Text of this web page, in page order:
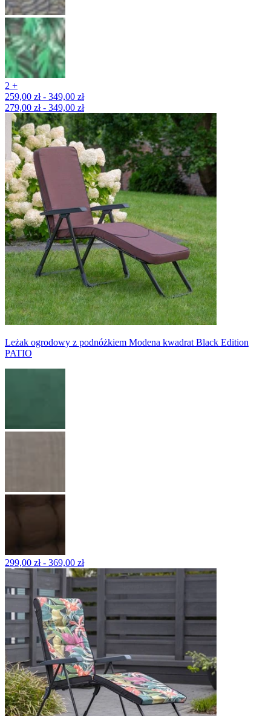
2 +
259,00 zł - 349,00 zł
279,00 zł - 349,00 zł
Leżak ogrodowy z podnóżkiem Modena kwadrat Black Edition
PATIO
299,00 zł - 369,00 zł